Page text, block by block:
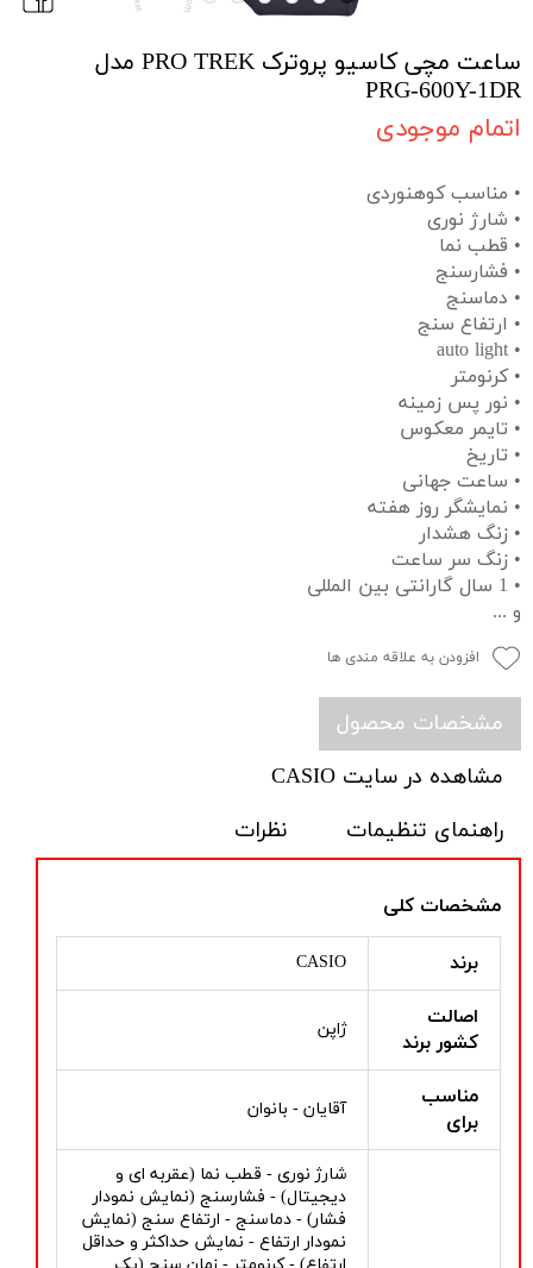
ساعت مچی کاسیو پروترک PRO TREK مدل
PRG-600Y-1DR
اتمام موجودی
• مناسب کوهنوردی
• شارژ نوری
• قطب نما
• فشارسنج
• دماسنج
• ارتفاع سنج
• auto light
• کرنومتر
• نور پس زمینه
• تایمر معکوس
• تاریخ
• ساعت جهانی
• نمایشگر روز هفته
• زنگ هشدار
• زنگ سر ساعت
• 1 سال گارانتی بین المللی
و ...
افزودن به علاقه مندی ها
مشخصات محصول
مشاهده در سایت CASIO
راهنمای تنظیمات
نظرات
مشخصات کلی
برند CASIO
اصالت
کشور برند
ژاپن
مناسب
برای
آقایان - بانوان
شارژ نوری - قطب نما (عقربه ای و
دیجیتال) - فشارسنج (نمایش نمودار
فشار) - دماسنج - ارتفاع سنج (نمایش
نمودار ارتفاع - نمایش حداکثر و حداقل